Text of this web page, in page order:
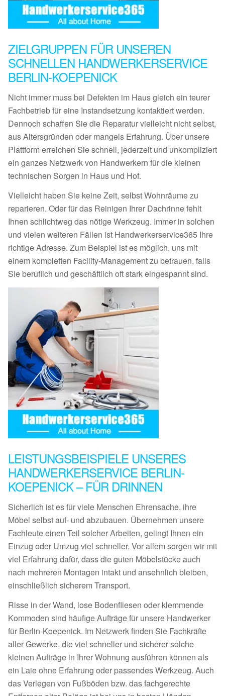
ZIELGRUPPEN FÜR UNSEREN
SCHNELLEN HANDWERKERSERVICE
BERLIN-KOEPENICK
Nicht immer muss bei Defekten im Haus gleich ein teurer
Fachbetrieb für eine Instandsetzung kontaktiert werden.
Dennoch schaffen Sie die Reparatur vielleicht nicht selbst,
aus Altersgründen oder mangels Erfahrung. Über unsere
Plattform erreichen Sie schnell, jederzeit und unkompliziert
ein ganzes Netzwerk von Handwerkern für die kleinen
technischen Sorgen in Haus und Hof.
Vielleicht haben Sie keine Zeit, selbst Wohnräume zu
reparieren. Oder für das Reinigen Ihrer Dachrinne fehlt
Ihnen schlichtweg das nötige Werkzeug. Immer in solchen
und vielen weiteren Fällen ist Handwerkerservice365 Ihre
richtige Adresse. Zum Beispiel ist es möglich, uns mit
einem kompletten Facility-Management zu betrauen, falls
Sie beruflich und geschäftlich oft stark eingespannt sind.
LEISTUNGSBEISPIELE UNSERES
HANDWERKERSERVICE BERLIN-
KOEPENICK – FÜR DRINNEN
Sicherlich ist es für viele Menschen Ehrensache, ihre
Möbel selbst auf- und abzubauen. Übernehmen unsere
Fachleute einen Teil solcher Arbeiten, gelingt Ihnen ein
Einzug oder Umzug viel schneller. Vor allem sorgen wir mit
viel Erfahrung dafür, dass die guten Möbelstücke auch
nach mehreren Montagen intakt und ansehnlich bleiben,
einschließlich sicherem Transport.
Risse in der Wand, lose Bodenfliesen oder klemmende
Kommoden sind häufige Aufträge für unsere Handwerker
für Berlin-Koepenick. Im Netzwerk finden Sie Fachkräfte
aller Gewerke, die viel schneller und sicherer solche
kleinen Aufträge in Ihrer Wohnung ausführen können als
ein Laie ohne Erfahrung oder passendes Werkzeug. Auch
das Verlegen von Fußböden bzw. das fachgerechte